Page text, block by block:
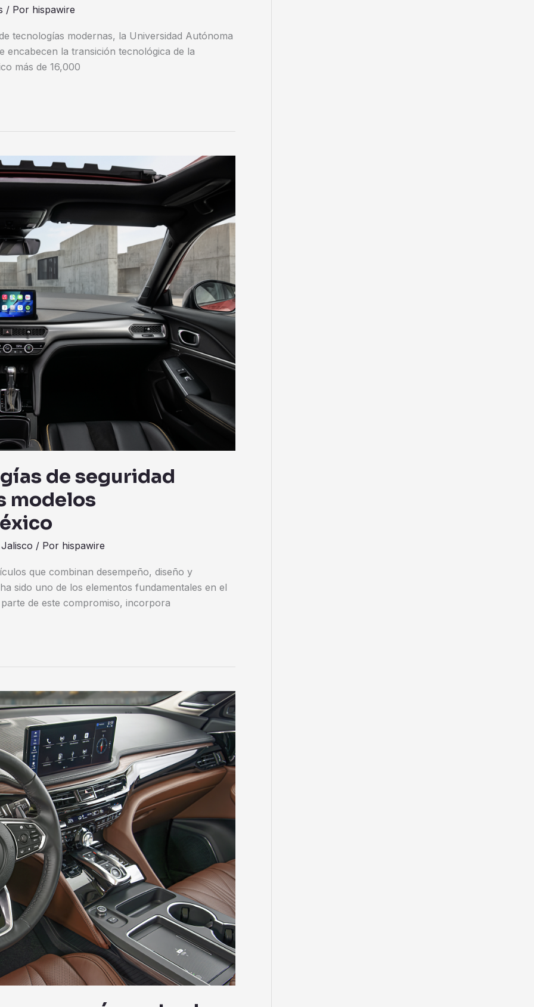
/ Por hispawire
tecnologías modernas, la Universidad Autónoma
encabecen la transición tecnológica de la
más de 16,000
de seguridad
modelos
Jalisco / Por hispawire
que combinan desempeño, diseño y
sido uno de los elementos fundamentales en el
de este compromiso, incorpora